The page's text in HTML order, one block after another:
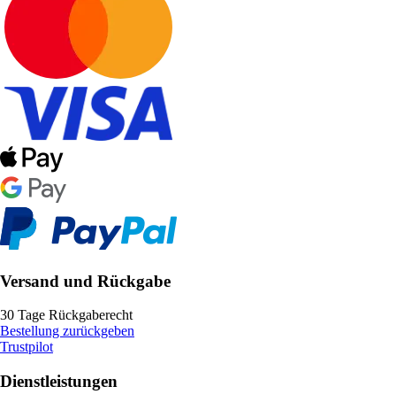
Versand und Rückgabe
30 Tage Rückgaberecht
Bestellung zurückgeben
Trustpilot
Dienstleistungen